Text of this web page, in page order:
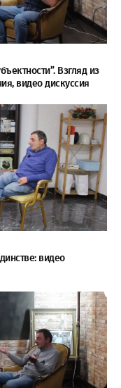
Взгляд из
видео дискуссия
видео